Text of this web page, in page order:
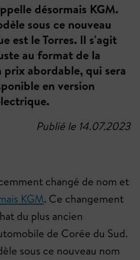
désormais KGM.
sous ce nouveau
est le Torres. Il s'agit
au format de la
prix abordable, qui sera
en version
Publié le 14.07.2023
changé de nom et
KGM. Ce changement
du plus ancien
de Corée du Sud.
sous ce nouveau nom